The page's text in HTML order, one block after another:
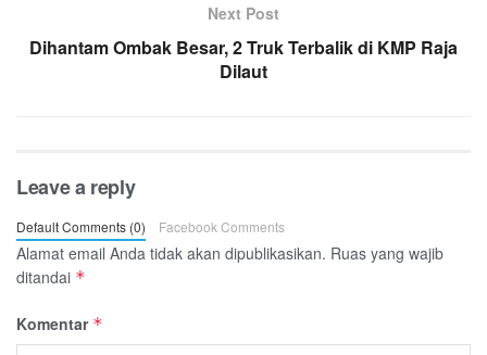
Next Post
Dihantam Ombak Besar, 2 Truk Terbalik di KMP Raja
Dilaut
Leave a reply
Default Comments (0) Facebook Comments
Alamat email Anda tidak akan dipublikasikan. Ruas yang wajib
ditandai *
Komentar *